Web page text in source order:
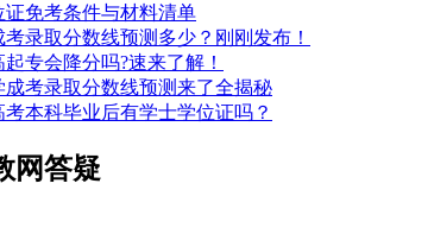
证免考条件与材料清单
录取分数线预测多少？刚刚发布！
专会降分吗?速来了解！
成考录取分数线预测来了全揭秘
本科毕业后有学士学位证吗？
网答疑